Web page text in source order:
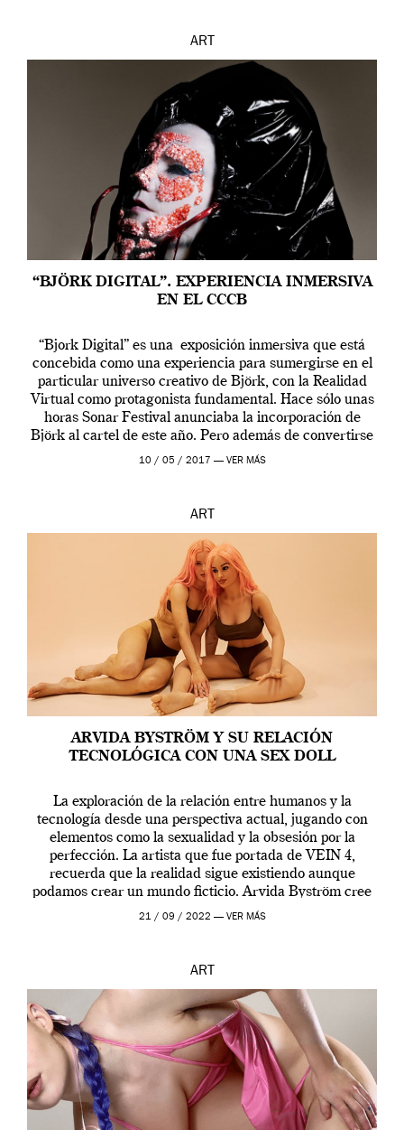
ART
“BJÖRK DIGITAL”. EXPERIENCIA INMERSIVA
EN EL CCCB
“Bjork Digital” es una exposición inmersiva que está
concebida como una experiencia para sumergirse en el
particular universo creativo de Björk, con la Realidad
Virtual como protagonista fundamental. Hace sólo unas
horas Sonar Festival anunciaba la incorporación de
Björk al cartel de este año. Pero además de convertirse
en una de las actuaciones más relevantes […]
10 / 05 / 2017 — VER MÁS
ART
ARVIDA BYSTRÖM Y SU RELACIÓN
TECNOLÓGICA CON UNA SEX DOLL
La exploración de la relación entre humanos y la
tecnología desde una perspectiva actual, jugando con
elementos como la sexualidad y la obsesión por la
perfección. La artista que fue portada de VEIN 4,
recuerda que la realidad sigue existiendo aunque
podamos crear un mundo ficticio. Arvida Byström cree
que los humanos tienen un complejo […]
21 / 09 / 2022 — VER MÁS
ART